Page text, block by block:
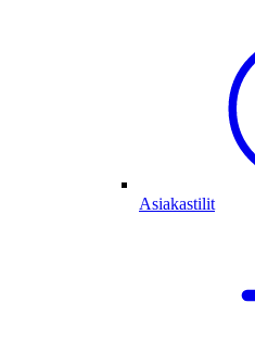
Asiakastilit